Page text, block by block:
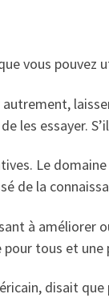
vous pouvez
les essayer.
Le
de la
à améliorer
tous et
disait